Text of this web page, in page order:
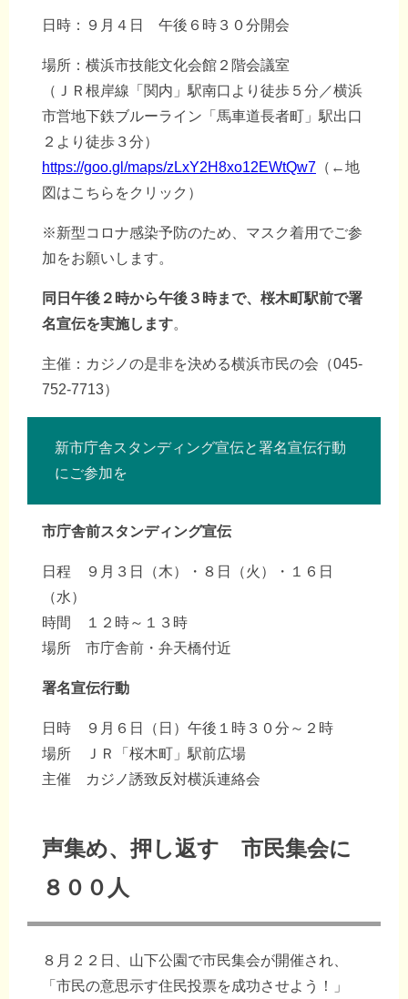
日時：９月４日 午後６時３０分開会
場所：横浜市技能文化会館２階会議室
（ＪＲ根岸線「関内」駅南口より徒歩５分／横浜
市営地下鉄ブルーライン「馬車道長者町」駅出口
２より徒歩３分）
https://goo.gl/maps/zLxY2H8xo12EWtQw7 （←地
図はこちらをクリック）
※新型コロナ感染予防のため、マスク着用でご参
加をお願いします。
同日午後２時から午後３時まで、桜木町駅前で署
名宣伝を実施します。
主催：カジノの是非を決める横浜市民の会（045-
752-7713）
新市庁舎スタンディング宣伝と署名宣伝行動
にご参加を
市庁舎前スタンディング宣伝
日程 ９月３日（木）・８日（火）・１６日
（水）
時間 １２時～１３時
場所 市庁舎前・弁天橋付近
署名宣伝行動
日時 ９月６日（日）午後１時３０分～２時
場所 ＪＲ「桜木町」駅前広場
主催 カジノ誘致反対横浜連絡会
声集め、押し返す 市民集会に
８００人
８月２２日、山下公園で市民集会が開催され、
「市民の意思示す住民投票を成功させよう！」